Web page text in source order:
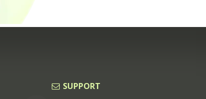
SUPPORT